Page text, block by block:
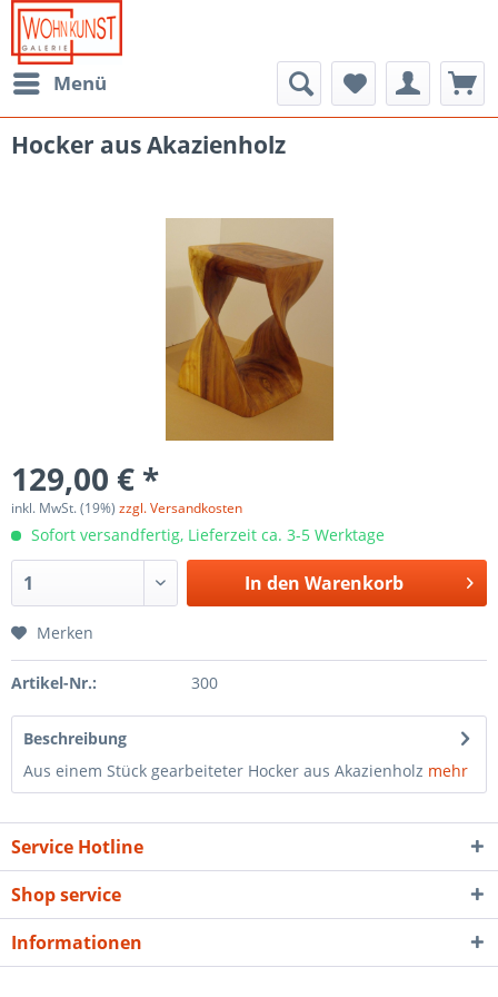
Menü
Hocker aus Akazienholz
129,00 € *
inkl. MwSt. (19%) zzgl. Versandkosten
Sofort versandfertig, Lieferzeit ca. 3-5 Werktage
In den Warenkorb
Merken
Artikel-Nr.: 300
Beschreibung
Aus einem Stück gearbeiteter Hocker aus Akazienholz mehr
Service Hotline
Shop service
Informationen